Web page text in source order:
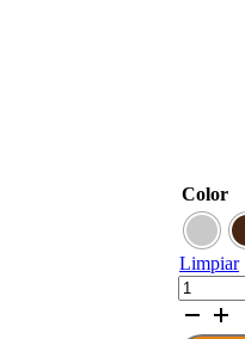
Color
Limpiar
Armario
Montana